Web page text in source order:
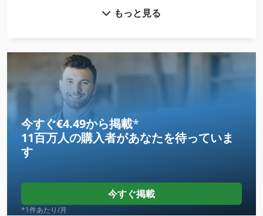
トラクター
トラック
トラック クレーン
トラック スケール
トラック ダンプ
トラック トラクター
トランス 電源
もっと見る
今すぐ€4.49から掲載*
11百万人の購入者があなたを待っていま
す
今すぐ掲載
*1件あたり/月